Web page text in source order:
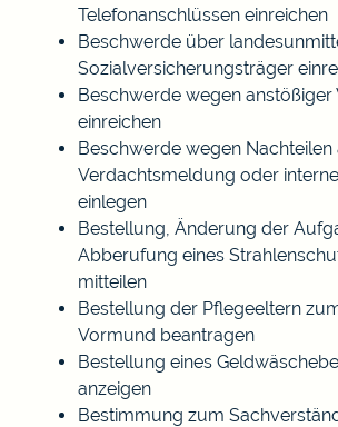
Telefonanschlüssen einreichen
Beschwerde über
Sozialversicherungsträger
Beschwerde wegen anstößiger
einreichen
Beschwerde wegen
Verdachtsmeldung oder
einlegen
Bestellung, Änderung der
Abberufung eines
mitteilen
Bestellung der Pflegeeltern
Vormund beantragen
Bestellung eines
anzeigen
Bestimmung zum